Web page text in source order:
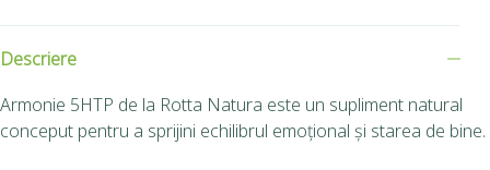
Descriere
Armonie 5HTP de la Rotta Natura este un supliment natural
conceput pentru a sprijini echilibrul emoțional și starea de bine.